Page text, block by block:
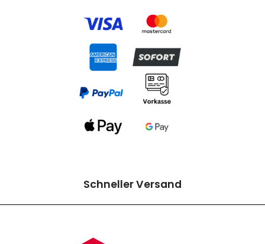
Schneller Versand